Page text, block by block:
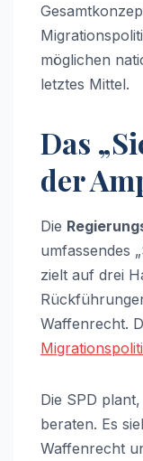
möglichen
letztes Mittel.
Das
der
Die
umfassendes
zielt auf drei
Waffenrecht.
Die SPD
beraten. Es
Waffenrecht